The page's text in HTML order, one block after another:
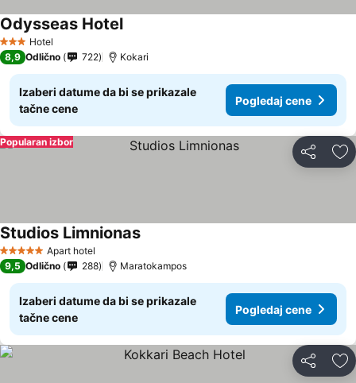
3 Zvezdice
Hotel
Odysseas HotelPogledaj cene
8,9 Odlično 722 Kokari
Izaberi datume da bi se prikazale
tačne cene
Pogledaj cene
Deli
Popularan izbor
5 ZvezdiceApart hotel
Studios LimnionasPogledaj cene
9,5 Odlično 288 Maratokampos
Izaberi datume da bi se prikazale
tačne cene
Pogledaj cene
Deli